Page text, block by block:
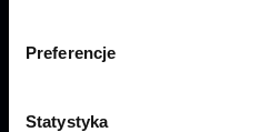
Preferencje
Statystyka